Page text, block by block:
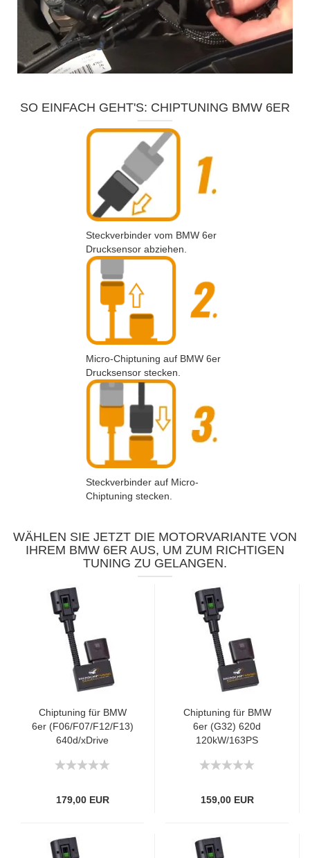
SO EINFACH GEHT'S: CHIPTUNING BMW 6ER
Steckverbinder vom BMW 6er
Drucksensor abziehen.
Micro-Chiptuning auf BMW 6er
Drucksensor stecken.
Steckverbinder auf Micro-
Chiptuning stecken.
WÄHLEN SIE JETZT DIE MOTORVARIANTE VON
IHREM BMW 6ER AUS, UM ZUM RICHTIGEN
TUNING ZU GELANGEN.
Chiptuning für BMW
6er (F06/F07/F12/F13)
640d/xDrive
179,00 EUR
Chiptuning für BMW
6er (G32) 620d
120kW/163PS
159,00 EUR